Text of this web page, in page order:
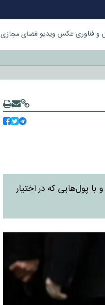
فناوری عکس ویدیوفضای مجازی
پول‌هایی که در اختیار